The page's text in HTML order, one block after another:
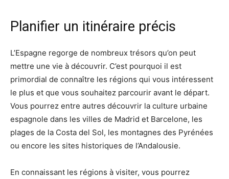
Planifier un itinéraire précis
L’Espagne regorge de nombreux trésors qu’on peut
mettre une vie à découvrir. C’est pourquoi il est
primordial de connaître les régions qui vous intéressent
le plus et que vous souhaitez parcourir avant le départ.
Vous pourrez entre autres découvrir la culture urbaine
espagnole dans les villes de Madrid et Barcelone, les
plages de la Costa del Sol, les montagnes des Pyrénées
ou encore les sites historiques de l’Andalousie.
En connaissant les régions à visiter, vous pourrez